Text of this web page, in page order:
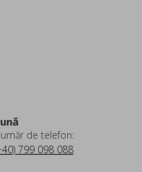
de telefon:
799 098 088